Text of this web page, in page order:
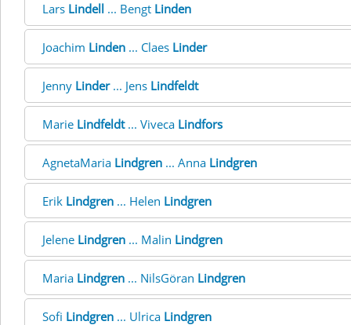
Lars Lindell ... Bengt Linden
Joachim Linden ... Claes Linder
Jenny Linder... Jens Lindfeldt
Marie Lindfeldt... Viveca Lindfors
AgnetaMaria Lindgren ... Anna Lindgren
Erik Lindgren ... Helen Lindgren
Jelene Lindgren ... Malin Lindgren
Maria Lindgren ... NilsGöran Lindgren
Sofi Lindgren ... Ulrica Lindgren